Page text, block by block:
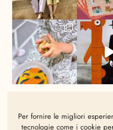
Per fornire le migliori
tecnologie come i cookie